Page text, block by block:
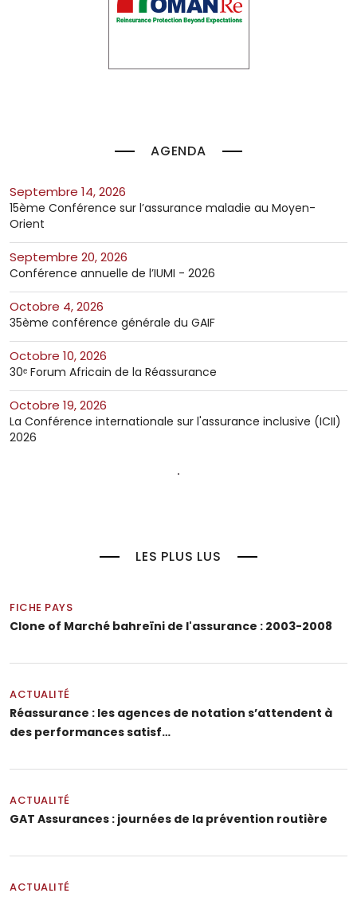
AGENDA
septembre 14, 2026
15ème Conférence sur l’assurance maladie au Moyen-
Orient
septembre 20, 2026
Conférence annuelle de l’IUMI - 2026
octobre 4, 2026
35ème conférence générale du GAIF
octobre 10, 2026
30ᵉ Forum Africain de la Réassurance
octobre 19, 2026
La Conférence internationale sur l'assurance inclusive (ICII)
2026
LES PLUS LUS
FICHE PAYS
Clone of Marché bahreïni de l'assurance : 2003-2008
ACTUALITÉ
Réassurance : les agences de notation s’attendent à
des performances satisf…
ACTUALITÉ
GAT Assurances : journées de la prévention routière
ACTUALITÉ